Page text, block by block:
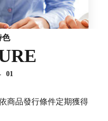
色
01
商品發行條件定期獲得